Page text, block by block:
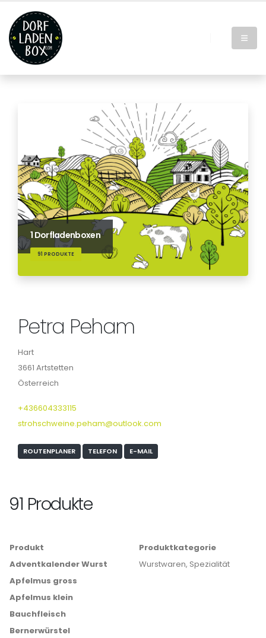
1 Dorfladenboxen
91 PRODUKTE
Petra Peham
Hart
3661 Artstetten
Österreich
+436604333115
strohschweine.peham@outlook.com
ROUTENPLANER TELEFON E-MAIL
91 Produkte
Produkt
Produktkategorie
Adventkalender Wurst
Wurstwaren, Spezialität
Apfelmus gross
Apfelmus klein
Bauchfleisch
Bernerwürstel